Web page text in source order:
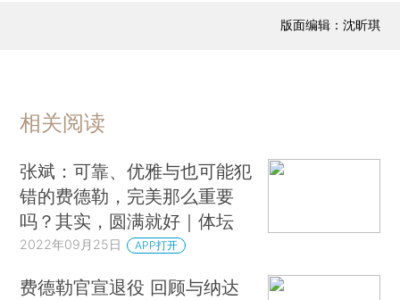
版面编辑：沈昕琪
相关阅读
张斌：可靠、优雅与也可能犯
错的费德勒，完美那么重要
吗？其实，圆满就好｜体坛
2022年09月25日 APP打开
费德勒官宣退役 回顾与纳达